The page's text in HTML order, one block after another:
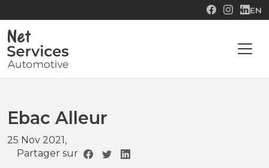
EN
Ebac Alleur
25 Nov 2021,
Partager sur